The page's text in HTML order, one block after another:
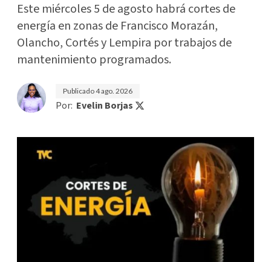
Este miércoles 5 de agosto habrá cortes de
energía en zonas de Francisco Morazán,
Olancho, Cortés y Lempira por trabajos de
mantenimiento programados.
Publicado4 ago. 2026
Por: Evelin Borjas